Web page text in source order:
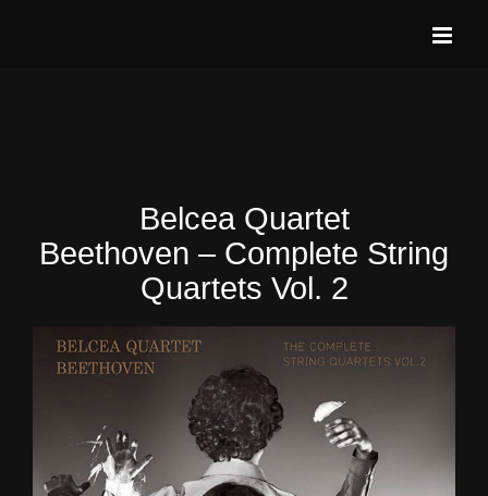
Belcea Quartet
Beethoven – Complete String
Quartets Vol. 2